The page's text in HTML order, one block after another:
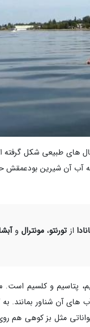
های طبیعی شکل
شور شد اما در هنگامی که آب آن شیرین
ازتورنتو، مونترالو
پتاسیم و کلسیم است.
آن شناور بمانند. به
مثل بز کوهی هم